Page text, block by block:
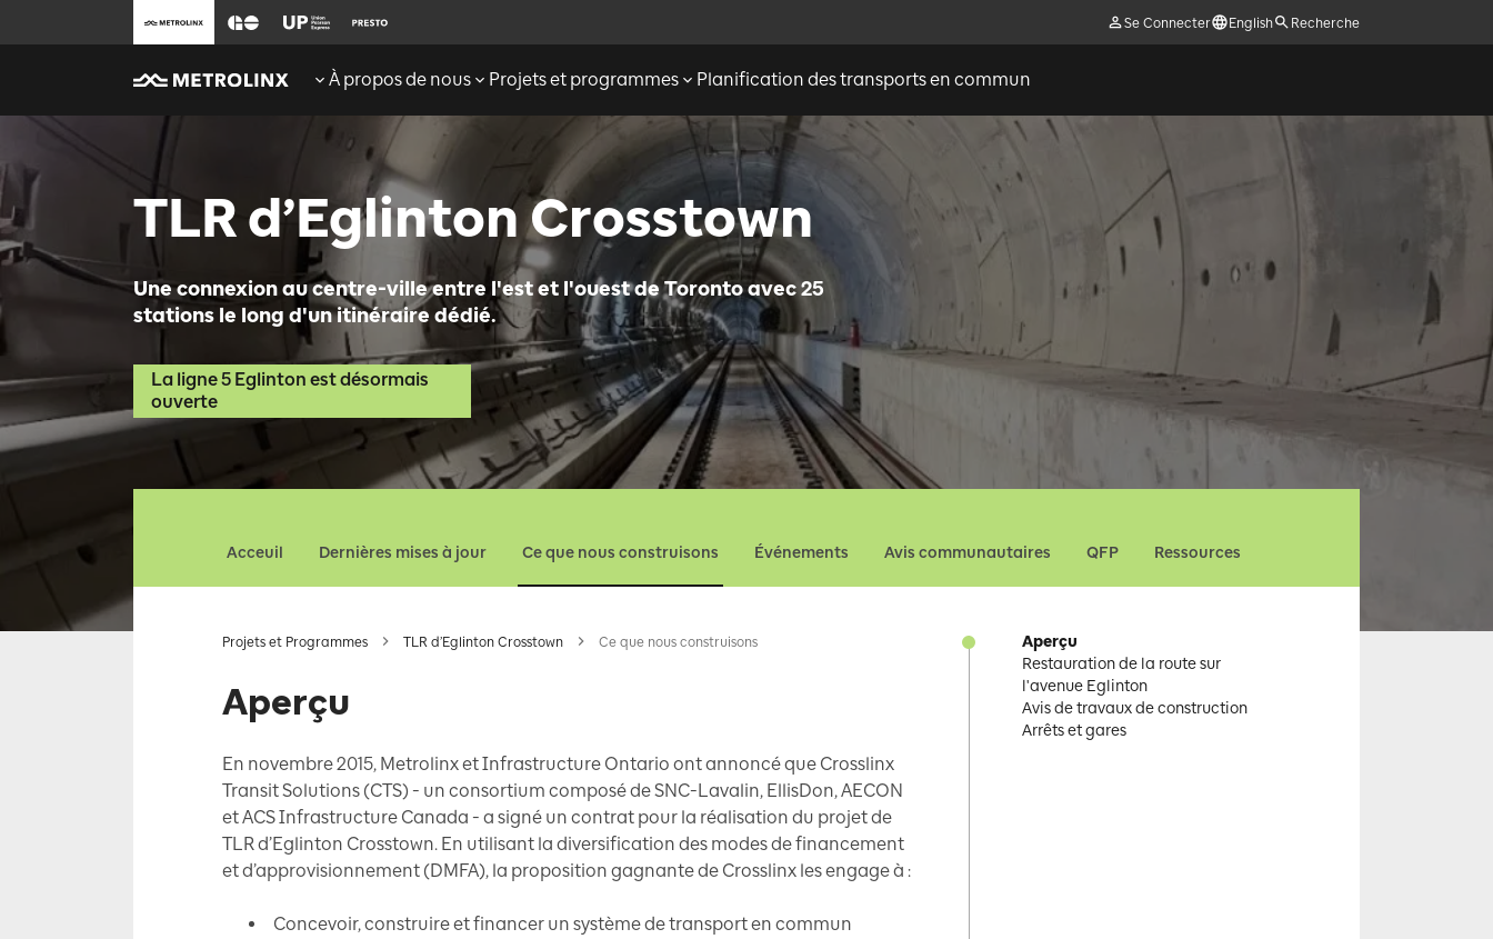
Se Connecter English Recherche
À propos de nous Projets et programmes Planification des transports en commun
TLR d’Eglinton Crosstown
Une connexion au centre-ville entre l'est et l'ouest de Toronto avec 25
stations le long d'un itinéraire dédié.
La ligne 5 Eglinton est désormais
ouverte
Acceuil Dernières mises à jour Ce que nous construisons Événements Avis communautaires QFP Ressources
Aperçu
Restauration de la route sur
l'avenue Eglinton
Avis de travaux de construction
Arrêts et gares
Projets et Programmes TLR d’Eglinton Crosstown Ce que nous construisons
Aperçu
En novembre 2015, Metrolinx et Infrastructure Ontario ont annoncé que Crosslinx
Transit Solutions (CTS) - un consortium composé de SNC-Lavalin, EllisDon, AECON
et ACS Infrastructure Canada - a signé un contrat pour la réalisation du projet de
TLR d’Eglinton Crosstown. En utilisant la diversification des modes de financement
et d’approvisionnement (DMFA), la proposition gagnante de Crosslinx les engage à :
Concevoir, construire et financer un système de transport en commun